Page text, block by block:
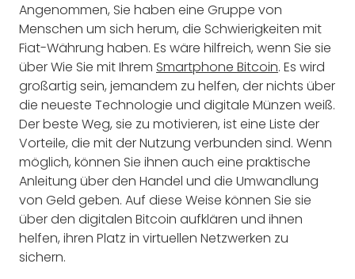
Angenommen, Sie haben eine Gruppe von
Menschen um sich herum, die Schwierigkeiten mit
Fiat-Währung haben. Es wäre hilfreich, wenn Sie sie
über Wie Sie mit Ihrem Smartphone Bitcoin. Es wird
großartig sein, jemandem zu helfen, der nichts über
die neueste Technologie und digitale Münzen weiß.
Der beste Weg, sie zu motivieren, ist eine Liste der
Vorteile, die mit der Nutzung verbunden sind. Wenn
möglich, können Sie ihnen auch eine praktische
Anleitung über den Handel und die Umwandlung
von Geld geben. Auf diese Weise können Sie sie
über den digitalen Bitcoin aufklären und ihnen
helfen, ihren Platz in virtuellen Netzwerken zu
sichern.